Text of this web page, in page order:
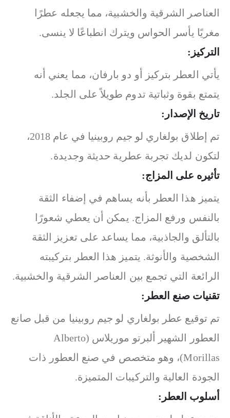
العناصر الشرقية والخشبية، مما يجعله عطرًا
مغريًا يأسر الحواس ويترك انطباعًا لا ينسى.
التركيز:
يأتي العطر بتركيز أو دو بارفان، مما يعني أنه
يتمتع بقوة وثباتية تدوم طويلاً على الجلد.
تاريخ الإصدار:
تم إطلاق بولغاري لو جيم روبينيا في عام 2018،
لتكون لديك تجربة عطرية حديثة وجديدة.
تأثيره على المزاج:
يتميز هذا العطر بأنه يساهم في إضفاء الثقة
بالنفس ورفع المزاج. يمكن أن يعطي شعورًا
بالتألق والجاذبية، مما يساعد على تعزيز الثقة
الشخصية والأنوثة. يتميز هذا العطر بتركيبته
الرائعة التي تجمع بين العناصر الشرقية والخشبية.
تقنيات صنع العطر:
تم توقيع عطر بولغاري لو جيم روبينيا من قبل صانع
العطور الشهير ألبرتو موريلاس (Alberto
Morillas)، وهو متخصص في صنع العطور ذات
الجودة العالية والتركيبات المتميزة.
أسلوب العطر: